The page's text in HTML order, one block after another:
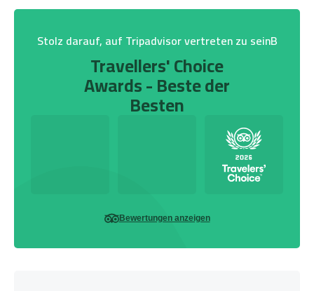
Stolz darauf, auf Tripadvisor vertreten zu seinB
Travellers' Choice
Awards - Beste der
Besten
Bewertungen anzeigen